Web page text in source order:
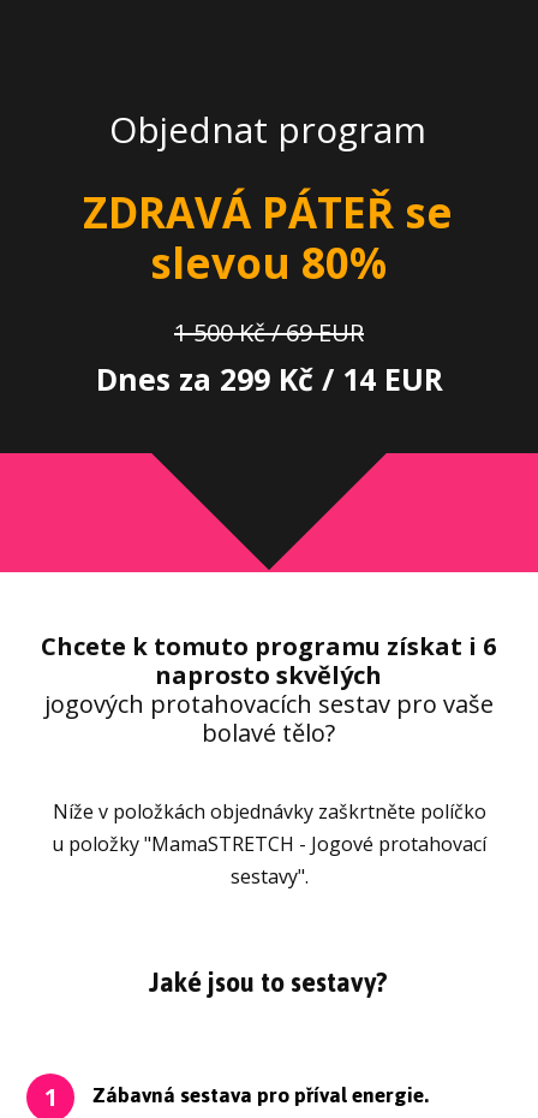
Objednat program
ZDRAVÁ PÁTEŘ se
slevou 80%
1 500 Kč / 69 EUR
Dnes za 299 Kč / 14 EUR
Chcete k tomuto programu získat i 6
naprosto skvělých
jogových protahovacích sestav pro vaše
bolavé tělo?
Níže v položkách objednávky zaškrtněte políčko
u položky "MamaSTRETCH - Jogové protahovací
sestavy".
Jaké jsou to sestavy?
1 Zábavná sestava pro příval energie.